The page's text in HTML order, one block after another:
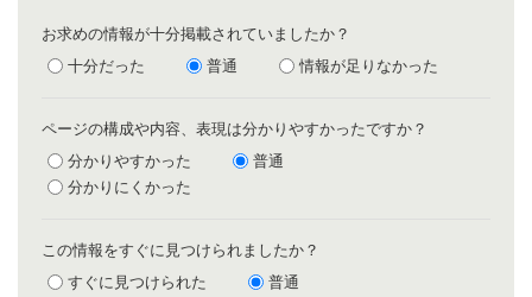
お求めの情報が十分掲載されていましたか？
十分だった
普通 情報が足りなかった
ページの構成や内容、表現は分かりやすかったですか？
分かりやすかった
普通
分かりにくかった
この情報をすぐに見つけられましたか？
すぐに見つけられた
普通